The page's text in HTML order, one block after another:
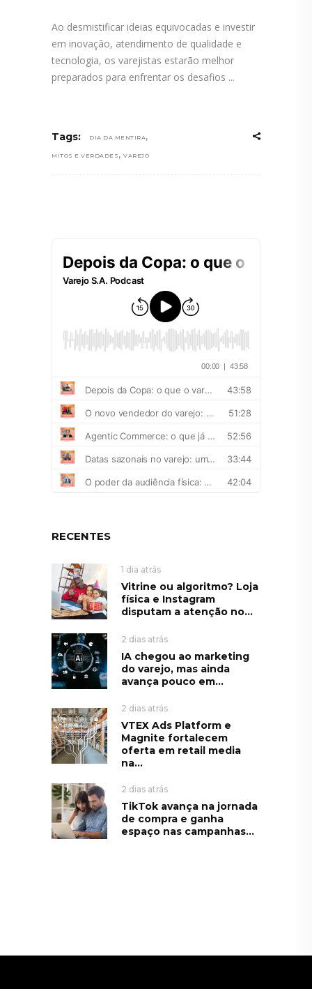
Ao desmistificar ideias equivocadas e investir
em inovação, atendimento de qualidade e
tecnologia, os varejistas estarão melhor
preparados para enfrentar os desafios
Tags: DIA DA MENTIRA,
MITOS E VERDADES , VAREJO
RECENTES
1 dia atrás
Vitrine ou algoritmo? Loja
física e Instagram
disputam a atenção no...
2 dias atrás
IA chegou ao marketing
do varejo, mas ainda
avança pouco em...
2 dias atrás
VTEX Ads Platform e
Magnite fortalecem
oferta em retail media
na...
2 dias atrás
TikTok avança na jornada
de compra e ganha
espaço nas campanhas...